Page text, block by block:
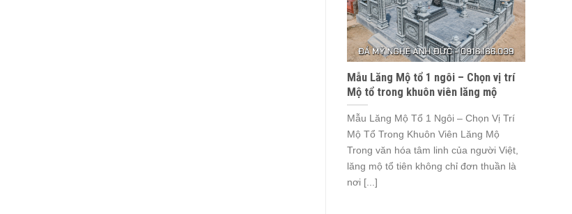
Mẫu Lăng Mộ tổ 1 ngôi – Chọn vị trí
Mộ tổ trong khuôn viên lăng mộ
Mẫu Lăng Mộ Tổ 1 Ngôi – Chọn Vị Trí
Mộ Tổ Trong Khuôn Viên Lăng Mộ
Trong văn hóa tâm linh của người Việt,
lăng mộ tổ tiên không chỉ đơn thuần là
nơi [...]